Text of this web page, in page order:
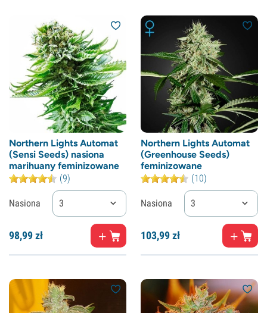
Northern Lights Automat
(Sensi Seeds) nasiona
marihuany feminizowane
(9)
Nasiona 3
98,99zł
Northern Lights Automat
(Greenhouse Seeds)
feminizowane
(10)
Nasiona 3
103,99zł